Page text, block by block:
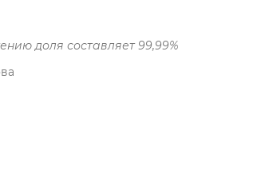
доля составляет 99,99%